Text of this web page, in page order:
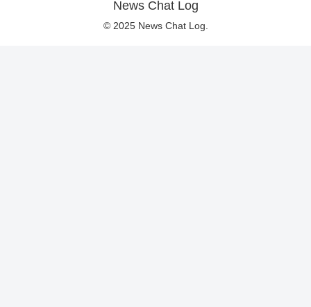
News Chat Log
© 2025 News Chat Log.